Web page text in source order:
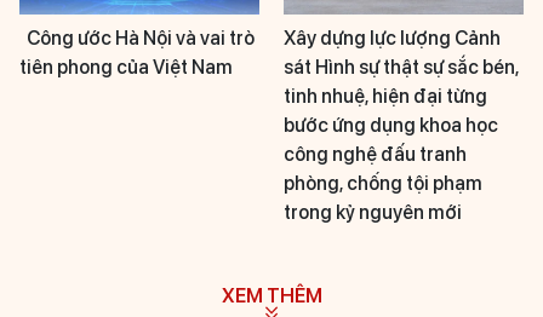
Công ước Hà Nội và vai trò
tiên phong của Việt Nam
Xây dựng lực lượng Cảnh
sát Hình sự thật sự sắc bén,
tinh nhuệ, hiện đại từng
bước ứng dụng khoa học
công nghệ đấu tranh
phòng, chống tội phạm
trong kỷ nguyên mới
XEM THÊM